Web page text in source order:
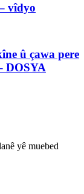
vîdyo
û çawa pere
DOSYA
yê muebed